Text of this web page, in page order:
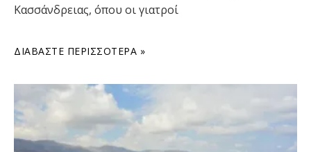
Κασσάνδρειας, όπου οι γιατροί
ΔΙΑΒΆΣΤΕ ΠΕΡΙΣΣΌΤΕΡΑ »